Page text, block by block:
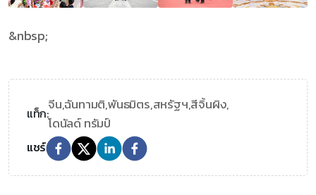
&nbsp;
แท็ก:จีน,ฉันทามติ,พันธมิตร,สหรัฐฯ,สีจิ้นผิง,
โดนัลด์ ทรัมป์
แชร์